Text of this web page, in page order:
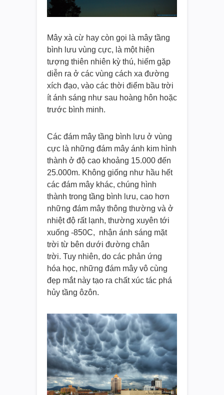
Mây xà cừ hay còn gọi là mây tầng
bình lưu vùng cực, là một hiện
tượng thiên nhiên kỳ thú, hiếm gặp
diễn ra ở các vùng cách xa đường
xích đạo, vào các thời điểm bầu trời
ít ánh sáng như sau hoàng hôn hoặc
trước bình minh.
Các đám mây tầng bình lưu ở vùng
cực là những đám mây ánh kim hình
thành ở độ cao khoảng 15.000 đến
25.000m. Không giống như hầu hết
các đám mây khác, chúng hình
thành trong tầng bình lưu, cao hơn
những đám mây thông thường và ở
nhiệt độ rất lạnh, thường xuyên tới
xuống -850C, nhận ánh sáng mặt
trời từ bên dưới đường chân
trời. Tuy nhiên, do các phản ứng
hóa học, những đám mây vô cùng
đẹp mắt này tạo ra chất xúc tác phá
hủy tầng ôzôn.